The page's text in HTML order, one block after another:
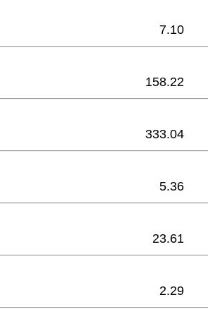
7.10
158.22
333.04
5.36
23.61
2.29